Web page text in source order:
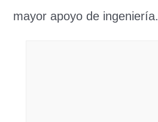
mayor apoyo de ingeniería.